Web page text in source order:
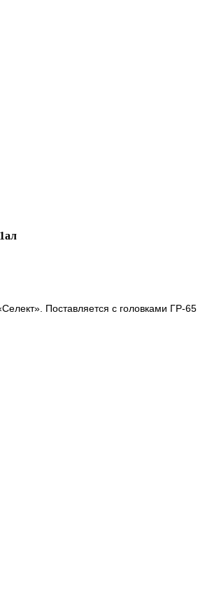
Поставляется с головками ГР-65